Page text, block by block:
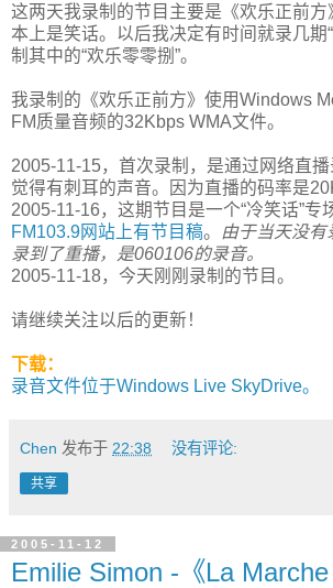
这两天我录制的节目主要是《欢乐正前方
本上是笑话。以后我决定有时间就录几期
制其中的“欢乐零零捌”。
我录制的《欢乐正前方》使用Windows
FM质量音频的32Kbps WMA文件。
2005-11-15，首次录制，是通过网络直
觉得有刺耳的声音。因为直播的码率是
2005-11-16，这期节目是一个“冷笑话”专
FM103.9网站上有节目稿。
由于当天没有
录到了重播，是060106的录音。
2005-11-18，今天刚刚录制的节目。
请继续关注以后的更新！
下载：
录音文件位于Windows Live SkyDrive。
Chen 发布于 22:38 没有评论:
共享
2005-11-12
Emilie Simon -《La